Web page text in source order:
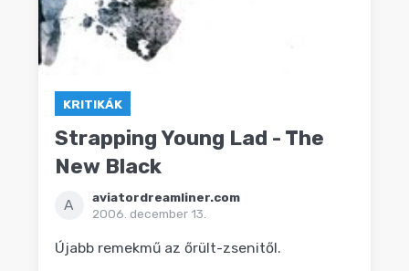
KRITIKÁK
Strapping Young Lad - The
New Black
A
aviatordreamliner.com
2006. december 13.
Újabb remekmű az őrült-zsenitől.